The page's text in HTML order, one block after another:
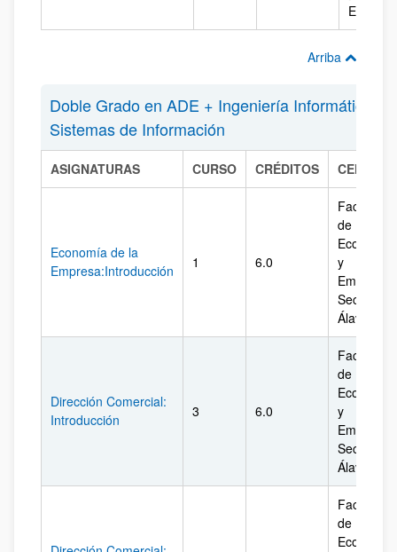
Arriba
Doble Grado en ADE + Ingeniería Informática
Sistemas de Información
ASIGNATURAS CURSO CRÉDITOS CENTRO
Economía de la
Empresa:Introducción
1 6.0
Facultad
de
Economía
y
Empresa.
Sección
Álava
Dirección Comercial:
Introducción
3 6.0
Facultad
de
Economía
y
Empresa.
Sección
Álava
Facultad
de
Economía